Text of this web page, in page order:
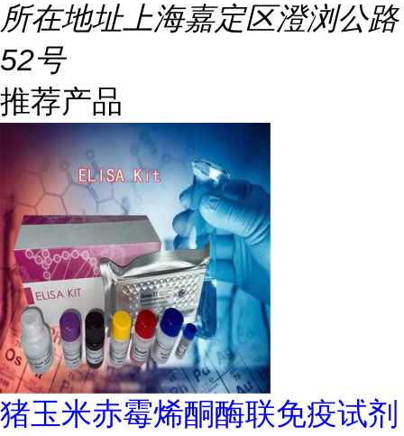
所在地址上海嘉定区澄浏公路
52号
推荐产品
猪玉米赤霉烯酮酶联免疫试剂